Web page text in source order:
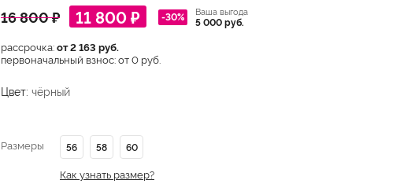
16 800 ₽ 11 800 ₽ -30% Ваша выгода
5 000 руб.
рассрочка:от 2 163 руб.
первоначальный взнос: от 0 руб.
Цвет: чёрный
Размеры 56 58 60
Как узнать размер?